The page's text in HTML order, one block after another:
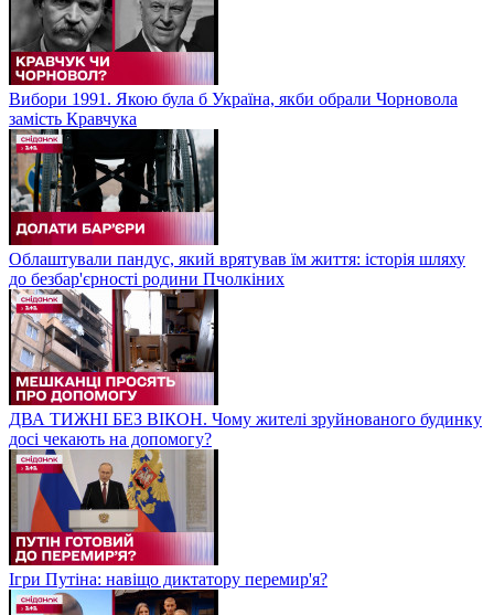
Вибори 1991. Якою була б Україна, якби обрали Чорновола
замість Кравчука
Облаштували пандус, який врятував їм життя: історія шляху
до безбар'єрності родини Пчолкіних
ДВА ТИЖНІ БЕЗ ВІКОН. Чому жителі зруйнованого будинку
досі чекають на допомогу?
Ігри Путіна: навіщо диктатору перемир'я?